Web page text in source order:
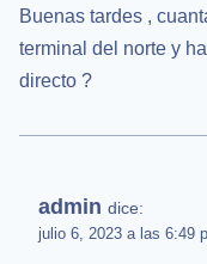
Buenas tardes ,
terminal del norte y
directo ?
admin dice:
julio 6, 2023 a las 6:49